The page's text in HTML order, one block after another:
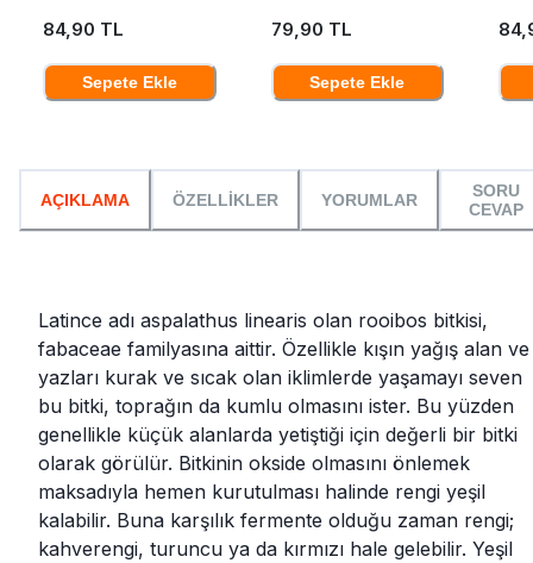
84,90 TL
Sepete Ekle
79,90 TL
Sepete Ekle
AÇIKLAMA ÖZELLİKLER YORUMLAR
SORU
CEVAP
Latince adı aspalathus linearis olan rooibos bitkisi,
fabaceae familyasına aittir. Özellikle kışın yağış alan ve
yazları kurak ve sıcak olan iklimlerde yaşamayı seven
bu bitki, toprağın da kumlu olmasını ister. Bu yüzden
genellikle küçük alanlarda yetiştiği için değerli bir bitki
olarak görülür. Bitkinin okside olmasını önlemek
maksadıyla hemen kurutulması halinde rengi yeşil
kalabilir. Buna karşılık fermente olduğu zaman rengi;
kahverengi, turuncu ya da kırmızı hale gelebilir. Yeşil